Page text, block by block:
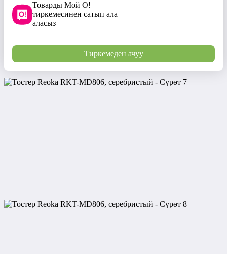
Товарды Мой О!
тиркемесинен сатып ала
аласыз
Тиркемеден ачуу